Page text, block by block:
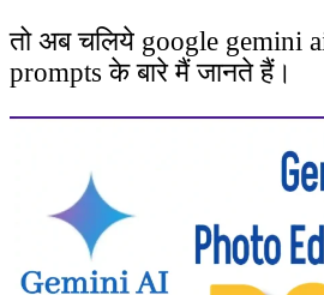
तो अब चलिये google gemini
prompts के बारे मैं जानते हैं।